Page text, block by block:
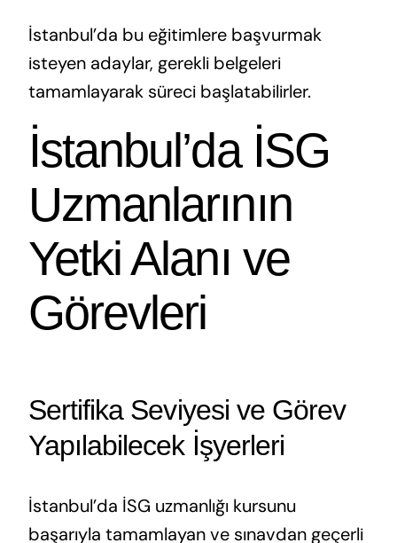
İstanbul’da bu eğitimlere başvurmak
isteyen adaylar, gerekli belgeleri
tamamlayarak süreci başlatabilirler.
İstanbul’da İSG
Uzmanlarının
Yetki Alanı ve
Görevleri
Sertifika Seviyesi ve Görev
Yapılabilecek İşyerleri
İstanbul’da İSG uzmanlığı kursunu
başarıyla tamamlayan ve sınavdan geçerli